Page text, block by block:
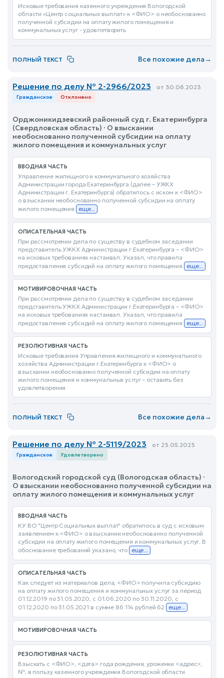
Исковые требования казенного учреждения Вологодской
области «Центр социальных выплат» к <ФИО> о необоснованно
полученной субсидии на оплату жилого помещения и
коммунальных услуг - удовлетворить
ПОЛНЫЙ ТЕКСТ Все похожие дела→
Решение по делу № 2-2966/2023 от 30.06.2023
Гражданское Отклонено
Орджоникидзевский районный суд г. Екатеринбурга
(Свердловская область) · О взыскании
необоснованно полученной субсидии на оплату
жилого помещения и коммунальных услуг
ВВОДНАЯ ЧАСТЬ
Управление жилищного и коммунального хозяйства
Администрации города Екатеринбурга (далее – УЖКХ
Администрации г. Екатеринбурга) обратилось с иском к <ФИО>
о взыскании необоснованно полученной субсидии на оплату
жилого помещения
еще...
ОПИСАТЕЛЬНАЯ ЧАСТЬ
При рассмотрении дела по существу в судебном заседании
представитель УЖКХ Администрации г.Екатеринбурга – <ФИО>
на исковых требованиях настаивал. Указал, что правила
предоставления субсидий на оплату жилого помещения
еще...
МОТИВИРОВОЧНАЯ ЧАСТЬ
При рассмотрении дела по существу в судебном заседании
представитель УЖКХ Администрации г.Екатеринбурга – <ФИО>
на исковых требованиях настаивал. Указал, что правила
предоставления субсидий на оплату жилого помещения
еще...
РЕЗОЛЮТИВНАЯ ЧАСТЬ
Исковые требования Управления жилищного и коммунального
хозяйства Администрации г.Екатеринбурга к <ФИО> о
взыскании необоснованно полученной субсидии на оплату
жилого помещения и коммунальных услуг – оставить без
удовлетворения
ПОЛНЫЙ ТЕКСТ Все похожие дела→
Решение по делу № 2-5119/2023 от 23.05.2023
Гражданское Удовлетворено
Вологодский городской суд (Вологодская область) ·
О взыскании необоснованно полученной субсидии на
оплату жилого помещения и коммунальных услуг
ВВОДНАЯ ЧАСТЬ
КУ ВО "Центр Социальных выплат" обратилось в суд с исковым
заявлением к <ФИО> о взыскании необоснованно полученной
субсидии на оплату жилого помещения и коммунальных услуг. В
обоснование требований указано, что еще...
ОПИСАТЕЛЬНАЯ ЧАСТЬ
Как следует из материалов дела, <ФИО> получила субсидию
на оплату жилого помещения и коммунальных услуг за период
01.12.2019 по 31.05.2020, с 01.06.2020 по 30.11.2020, с
01.12.2020 по 31.05.2021 в сумме 86 114 рублей 62
еще...
МОТИВИРОВОЧНАЯ ЧАСТЬ
РЕЗОЛЮТИВНАЯ ЧАСТЬ
Взыскать с <ФИО>, <дата> года рождения, уроженки <адрес>,
№, в пользу казенного учреждения Вологодской области